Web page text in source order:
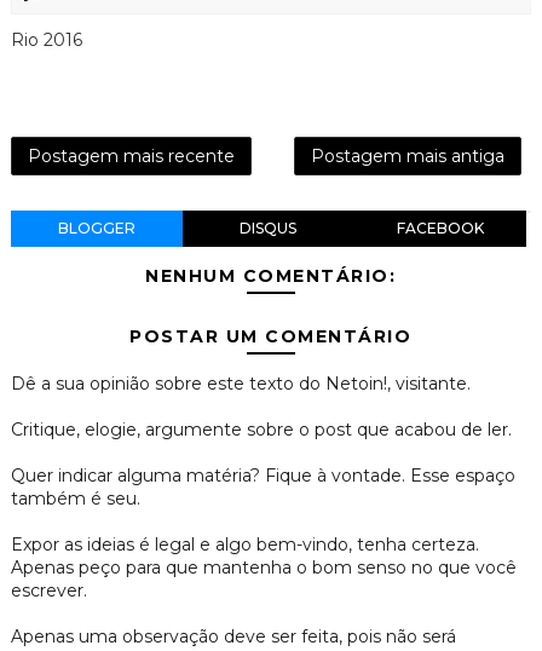
Rio 2016
Postagem mais recente Postagem mais antiga
BLOGGER DISQUS FACEBOOK
NENHUM COMENTÁRIO:
POSTAR UM COMENTÁRIO
Dê a sua opinião sobre este texto do Netoin!, visitante.
Critique, elogie, argumente sobre o post que acabou de ler.
Quer indicar alguma matéria? Fique à vontade. Esse espaço
também é seu.
Expor as ideias é legal e algo bem-vindo, tenha certeza.
Apenas peço para que mantenha o bom senso no que você
escrever.
Apenas uma observação deve ser feita, pois não será